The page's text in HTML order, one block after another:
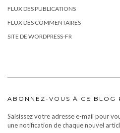
FLUX DES PUBLICATIONS
FLUX DES COMMENTAIRES
SITE DE WORDPRESS-FR
ABONNEZ-VOUS À CE BLOG
Saisissez votre adresse e-mail pour
une notification de chaque nouvel